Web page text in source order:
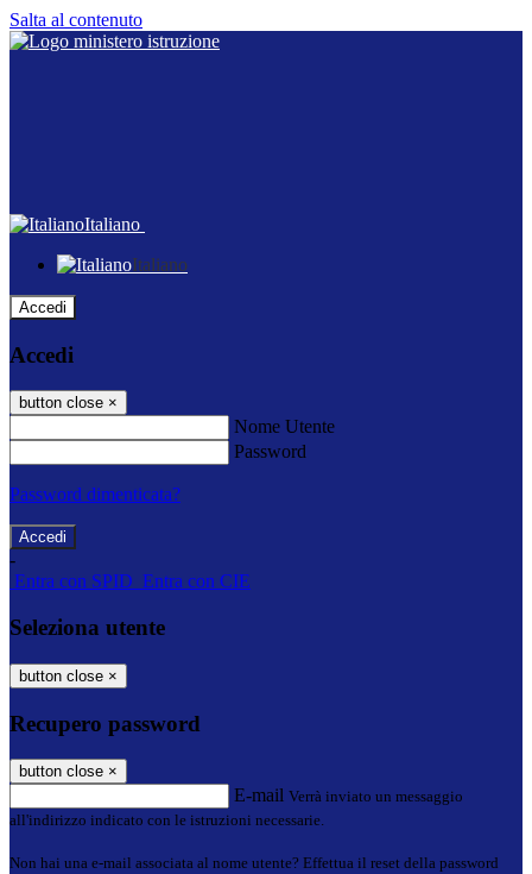
Salta al contenuto
Italiano
Italiano
Accedi
Accedi
button close ×
Nome Utente
Password
Password dimenticata?
-
Entra con SPID Entra con CIE
Seleziona utente
button close ×
Recupero password
button close ×
E-mail Verrà inviato un messaggio
all'indirizzo indicato con le istruzioni necessarie.
Non hai una e-mail associata al nome utente? Effettua il reset della password